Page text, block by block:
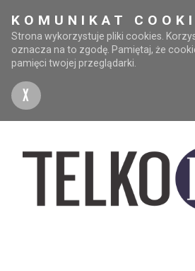
KOMUNIKAT
Strona wykorzystuje pliki cookies.
oznacza na to zgodę. Pamiętaj, że
pamięci twojej przeglądarki.
X